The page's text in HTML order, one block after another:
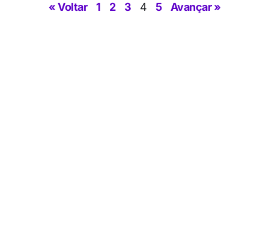
« Voltar 1 2 3 4 5 Avançar »